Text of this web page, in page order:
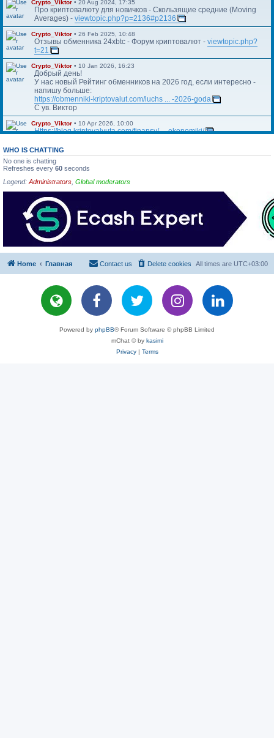
Crypto_Viktor • 20 Aug 2024, 17:35
Про криптовалюту для новичков - Скользящие средние (Moving
Averages) - viewtopic.php?p=2136#p2136
Crypto_Viktor • 26 Feb 2025, 10:48
Отзывы обменника 24xbtc - Форум криптовалют - viewtopic.php?
t=21
Crypto_Viktor • 10 Jan 2026, 16:23
Добрый день!
У нас новый Рейтинг обменников на 2026 год, если интересно -
напишу больше:
https://obmenniki-kriptovalut.com/luchs ... -2026-goda
С ув. Виктор
Crypto_Viktor • 10 Apr 2026, 10:00
Https://blog.kriptovalyuta.com/finansy/ ... ekonomiki/
WHO IS CHATTING
No one is chatting
Refreshes every 60 seconds
Legend: Administrators Global moderators
Home Главная All times are UTC+03:00
Delete cookies
Contact us
Powered by phpBB® Forum Software © phpBB Limited
mChat © by kasimi
Privacy| Terms